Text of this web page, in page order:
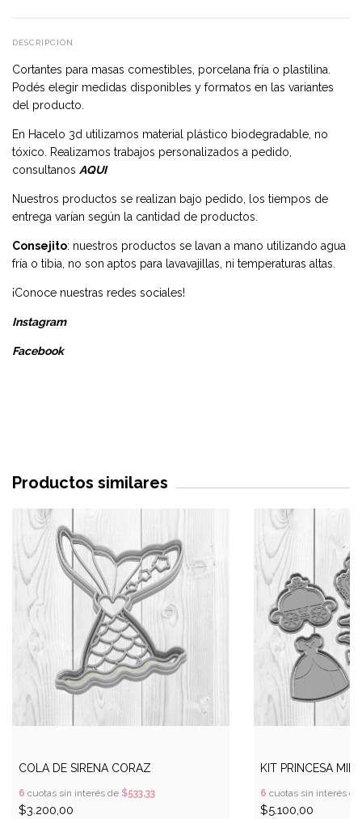
DESCRIPCIÓN
Cortantes para masas comestibles, porcelana fría o plastilina.
Podés elegir medidas disponibles y formatos en las variantes
del producto.
En Hacelo 3d utilizamos material plástico biodegradable, no
tóxico. Realizamos trabajos personalizados a pedido,
consultanos AQUI
Nuestros productos se realizan bajo pedido, los tiempos de
entrega varían según la cantidad de productos.
Consejito: nuestros productos se lavan a mano utilizando agua
fría o tibia, no son aptos para lavavajillas, ni temperaturas altas.
¡Conoce nuestras redes sociales!
Instagram
Facebook
Productos similares
COLA DE SIRENA CORAZ
6 cuotas sin interés de $533,33
$3.200,00
KIT PRINCESA MINI
6 cuotas sin interés de
$5.100,00